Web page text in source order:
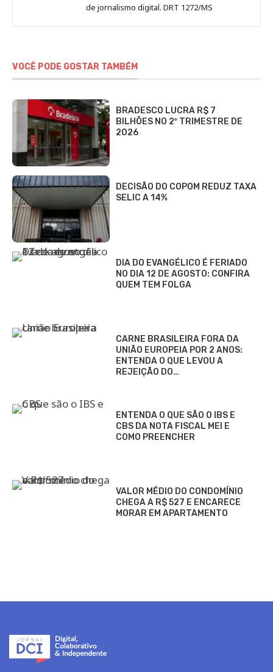
de jornalismo digital. DRT 1272/MS
VOCÊ PODE GOSTAR TAMBÉM
BRADESCO LUCRA R$ 7
BILHÕES NO 2º TRIMESTRE DE
2026
DECISÃO DO COPOM REDUZ TAXA
SELIC A 14%
DIA DO EVANGÉLICO É FERIADO
NO DIA 12 DE AGOSTO: CONFIRA
QUEM TEM FOLGA
CARNE BRASILEIRA FORA DA
UNIÃO EUROPEIA POR 2 ANOS:
ENTENDA O QUE LEVOU A
REJEIÇÃO DO…
ENTENDA O QUE SÃO O IBS E
CBS DA NOTA FISCAL MEI E
COMO PREENCHER
VALOR MÉDIO DO CONDOMÍNIO
CHEGA A R$ 527 E ENCARECE
MORAR EM APARTAMENTO